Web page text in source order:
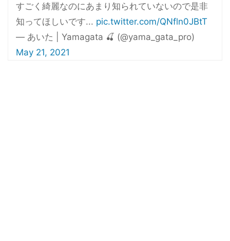
すごく綺麗なのにあまり知られていないので是非
知ってほしいです... pic.twitter.com/QNfln0JBtT
— あいた | Yamagata 🍒 (@yama_gata_pro)
May 21, 2021